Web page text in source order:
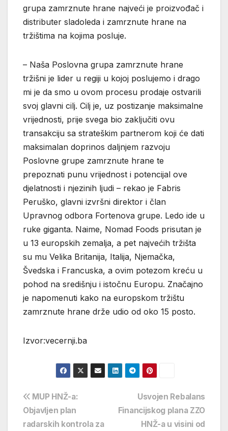
grupa zamrznute hrane najveći je proizvođač i
distributer sladoleda i zamrznute hrane na
tržištima na kojima posluje.
– Naša Poslovna grupa zamrznute hrane
tržišni je lider u regiji u kojoj poslujemo i drago
mi je da smo u ovom procesu prodaje ostvarili
svoj glavni cilj. Cilj je, uz postizanje maksimalne
vrijednosti, prije svega bio zaključiti ovu
transakciju sa strateškim partnerom koji će dati
maksimalan doprinos daljnjem razvoju
Poslovne grupe zamrznute hrane te
prepoznati punu vrijednost i potencijal ove
djelatnosti i njezinih ljudi – rekao je Fabris
Peruško, glavni izvršni direktor i član
Upravnog odbora Fortenova grupe. Ledo ide u
ruke giganta. Naime, Nomad Foods prisutan je
u 13 europskih zemalja, a pet najvećih tržišta
su mu Velika Britanija, Italija, Njemačka,
Švedska i Francuska, a ovim potezom kreću u
pohod na središnju i istočnu Europu. Značajno
je napomenuti kako na europskom tržištu
zamrznute hrane drže udio od oko 15 posto.
Izvor:vecernji.ba
Navigacija
objava
Usvojen Rebalans
Financijskog plana ZZO
HNŽ-a u visini od
MUP HNŽ-a:
Objavljen plan
radarskih kontrola za